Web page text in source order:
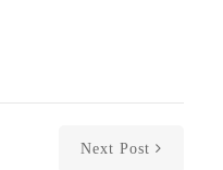
Next Post